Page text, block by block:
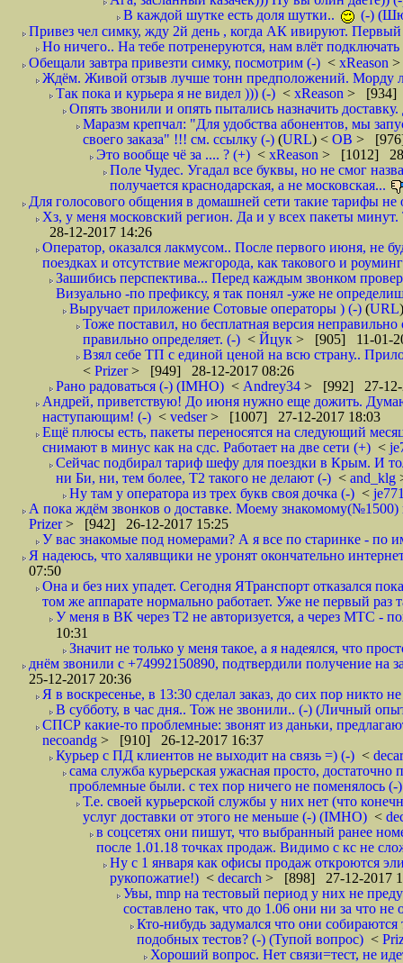
В каждой шутке есть доля шутки..
(-)
Привез чел симку, жду 2й день , когда АК ивируют. Первый
Но ничего.. На тебе потренеруются, нам влёт подключать
Обещали завтра привезти симку, посмотрим (-) < xReason
Ждём. Живой отзыв лучше тонн предположений. Морду
Так пока и курьера я не видел ))) (-) < xReason > [934]
Опять звонили и опять пытались назначить
Маразм крепчал: "Для удобства абонентов, мы
своего заказа" !!! см. ссылку (-) (URL) < ОВ >
Это вообще чё за .... ? (+) < xReason > [1012]
Поле Чудес. Угадал все буквы, но не смог
получается краснодарская, а не московская...
Для голосового общения в домашней сети такие тарифы не
Хз, у меня московский регион. Да и у всех пакеты
28-12-2017 14:26
Оператор, оказался лакмусом.. После первого июня, не
поездках и отсутствие межгорода, как такового и
Зашибись перспектива... Перед каждым звонком
Визуально -по префиксу, я так понял -уже не
Выручает приложение Сотовые операторы ) (-) (URL
Тоже поставил, но бесплатная версия
правильно определяет. (-) < Йцук > [905] 11-01-
Взял себе ТП с единой ценой на всю страну..
< Prizer> [949] 28-12-2017 08:26
Рано радоваться (-) (IMHO) < Andrey34 > [992] 27-12-
Андрей, приветствую! До июня нужно еще дожить.
наступающим! (-) < vedser> [1007] 27-12-2017 18:03
Ещё плюсы есть, пакеты переносятся на следующий
снимают в минус как на сдс. Работает на две сети (+) <
Сейчас подбирал тариф шефу для поездки в Крым. И
ни Би, ни, тем более, Т2 такого не делают (-) < and_klg
Ну там у оператора из трех букв своя дочка (-) <
А пока ждём звонков о доставке. Моему знакомому(№1500)
Prizer> [942] 26-12-2017 15:25
У вас знакомые под номерами? А я все по старинке - по
Я надеюсь, что халявщики не уронят окончательно
07:50
Она и без них упадет. Сегодня ЯТранспорт отказался
том же аппарате нормально работает. Уже не первый раз
У меня в ВК через Т2 не авторизуется, а через МТС -
10:31
Значит не только у меня такое, а я надеялся, что
днём звонили с +74992150890, подтвердили получение на
25-12-2017 20:36
Я в воскресенье, в 13:30 сделал заказ, до сих пор никто
В субботу, в час дня.. Тож не звонили.. (-) (Личный
СПСР какие-то проблемные: звонят из даньки,
necoandg > [910] 26-12-2017 16:37
Курьер с ПД клиентов не выходит на связь =) (-) <
сама служба курьерская ужасная просто,
проблемные были. с тех пор ничего не поменялось (-)
Т.е. своей курьерской службы у них нет (что
услуг доставки от этого не меньше (-) (IMHO) <
в соцсетях они пишут, что выбранный ранее
после 1.01.18 точках продаж. Видимо с кс не
Ну с 1 января как офисы продаж откроются
рукопожатие!) < decarch > [898] 27-12-2017
Увы, mnp на тестовый период у них не
составлено так, что до 1.06 они ни за что не
Кто-нибудь задумался что они
подобных тестов? (-) (Тупой вопрос) <
Хороший вопрос. Нет связи=тест, не